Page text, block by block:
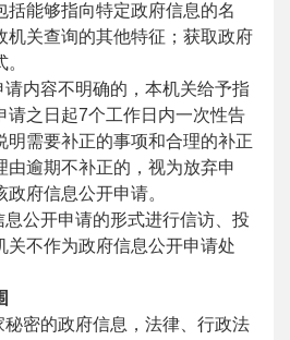
括能够指向特定政府信息的名
机关查询的其他特征；获取政府
内容不明确的，本机关给予指
请之日起7个工作日内一次性告
明需要补正的事项和合理的补正
由逾期不补正的，视为放弃申
府信息公开申请。
公开申请的形式进行信访、投
关不作为政府信息公开申请处
秘密的政府信息，法律、行政法